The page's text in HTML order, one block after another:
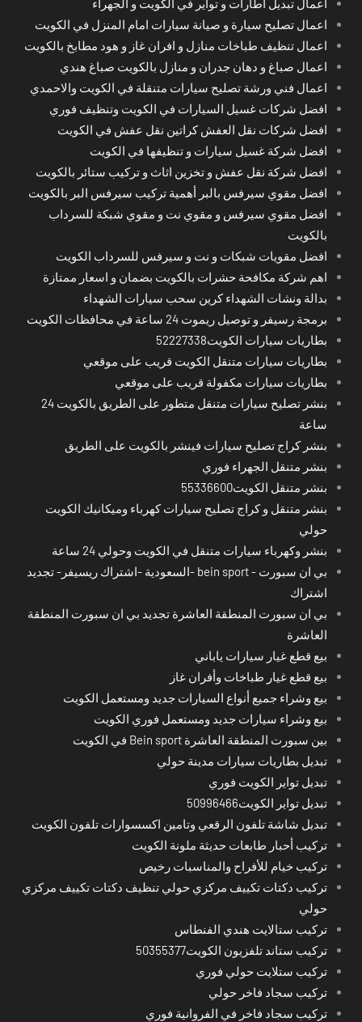
اعمال تبديل اطارات و تواير في الكويت و الجهراء
اعمال تصليح سيارة و صيانة سيارات امام المنزل في الكويت
اعمال تنظيف طباخات منازل و افران غاز و هود مطابخ بالكويت
اعمال صباغ و دهان جدران و منازل بالكويت صباغ هندي
اعمال فني ورشة تصليح سيارات متنقلة في الكويت والاحمدي
افضل شركات غسيل السيارات في الكويت وتنظيف فوري
افضل شركات نقل العفش كراتين نقل عفش في الكويت
افضل شركة غسيل سيارات و تنظيفها في الكويت
افضل شركة نقل عفش و تخزين اثاث و تركيب ستائر بالكويت
افضل مقوي سيرفس بالبر أهمية تركيب سيرفس البر بالكويت
افضل مقوي سيرفس و مقوي نت و مقوي شبكة للسرداب
بالكويت
افضل مقويات شبكات و نت و سيرفس للسرداب الكويت
اهم شركة مكافحة حشرات بالكويت بضمان و اسعار ممتازة
بدالة ونشات الشهداء كرين سحب سيارات الشهداء
برمجة رسيفر و توصيل ريموت 24 ساعة في محافظات الكويت
بطاريات سيارات الكويت52227338
بطاريات سيارات متنقل الكويت قريب على موقعي
بطاريات سيارات مكفولة قريب على موقعي
بنشر تصليح سيارات متنقل متطور على الطريق بالكويت 24
ساعة
بنشر كراج تصليح سيارات فينشر بالكويت على الطريق
بنشر متنقل الجهراء فوري
بنشر متنقل الكويت55336600
بنشر متنقل و كراج تصليح سيارات كهرباء وميكانيك الكويت
حولي
بنشر وكهرباء سيارات متنقل في الكويت وحولي 24 ساعة
بي ان سبورت - bein sport -السعودية -اشتراك ريسيفر- تجديد
اشتراك
بي ان سبورت المنطقة العاشرة تجديد بي ان سبورت المنطقة
العاشرة
بيع قطع غيار سيارات ياباني
بيع قطع غيار طباخات وأفران غاز
بيع وشراء جميع أنواع السيارات جديد ومستعمل الكويت
بيع وشراء سيارات جديد ومستعمل فوري الكويت
بين سبورت المنطقة العاشرة Bein sport في الكويت
تبديل بطاريات سيارات مدينة حولي
تبديل تواير الكويت فوري
تبديل تواير الكويت50996466
تبديل شاشة تلفون الرقعي وتامين اكسسوارات تلفون الكويت
تركيب أحبار طابعات حديثة ملونة الكويت
تركيب خيام للأفراح والمناسبات رخيص
تركيب دكتات تكييف مركزي حولي تنظيف دكتات تكييف مركزي
حولي
تركيب ستالايت هندي الفنطاس
تركيب ستاند تلفزيون الكويت50355377
تركيب ستلايت حولي فوري
تركيب سجاد فاخر حولي
تركيب سجاد فاخر في الفروانية فوري